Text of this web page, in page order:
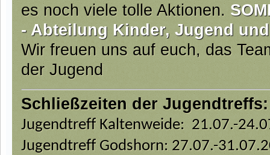
es noch viele tolle Aktionen.
- Abteilung Kinder, Jugend
Wir freuen uns auf euch, das
der Jugend
Schließzeiten der Jugendtreffs:
Jugendtreff Kaltenweide: 21.07.-
Jugendtreff Godshorn: 27.07.-